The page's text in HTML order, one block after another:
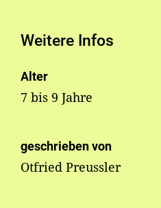
Weitere Infos
Alter
7 bis 9 Jahre
geschrieben von
Otfried Preussler